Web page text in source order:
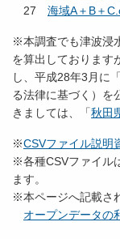
27 海域A＋B＋
※本調査でも津波浸
を算出しております
し、平成28年3月に
る法律に基づく）を
きましては、「秋田
※CSVファイル説明
※各種CSVファイル
ます。
※本ページへ記載さ
オープンデータの